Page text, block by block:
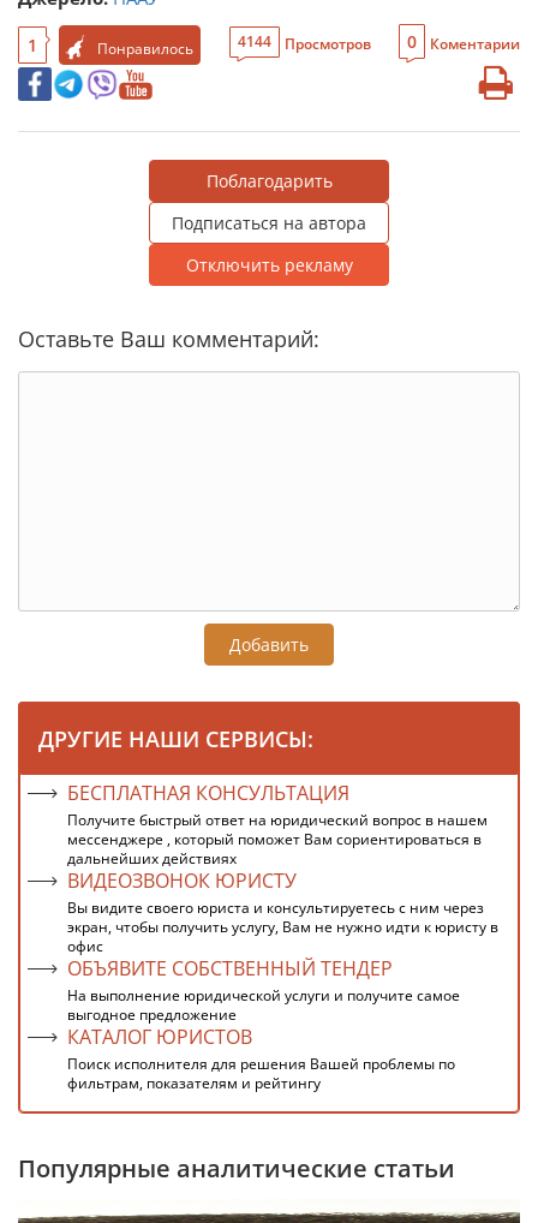
1 Понравилось 4144 Просмотров 0 Коментарии
Поблагодарить
Подписаться на автора
Отключить рекламу
Оставьте Ваш комментарий:
Добавить
ДРУГИЕ НАШИ СЕРВИСЫ:
БЕСПЛАТНАЯ КОНСУЛЬТАЦИЯ
Получите быстрый ответ на юридический вопрос в нашем
мессенджере , который поможет Вам сориентироваться в
дальнейших действиях
ВИДЕОЗВОНОК ЮРИСТУ
Вы видите своего юриста и консультируетесь с ним через
экран, чтобы получить услугу, Вам не нужно идти к юристу в
офис
ОБЪЯВИТЕ СОБСТВЕННЫЙ ТЕНДЕР
На выполнение юридической услуги и получите самое
выгодное предложение
КАТАЛОГ ЮРИСТОВ
Поиск исполнителя для решения Вашей проблемы по
фильтрам, показателям и рейтингу
Популярные аналитические статьи